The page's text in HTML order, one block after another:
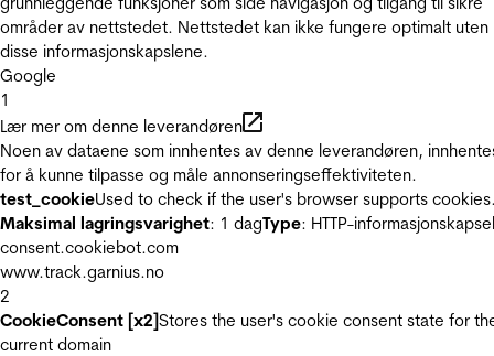
områder av nettstedet. Nettstedet kan ikke fungere optimalt uten
disse informasjonskapslene.
Google
1
Lær mer om denne leverandøren
Noen av dataene som innhentes av denne leverandøren,
for å kunne tilpasse og måle annonseringseffektiviteten.
test_cookieUsed to check if the user's browser supports
Maksimal lagringsvarighet: 1 dagType: HTTP-informasjonskapsel
consent.cookiebot.com
www.track.garnius.no
2
CookieConsent [x2]Stores the user's cookie consent state for
current domain